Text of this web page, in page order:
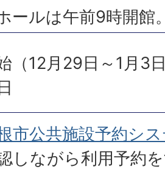
は午前9時開館
（12月29日～1月3
市公共施設予約シ
しながら利用予約